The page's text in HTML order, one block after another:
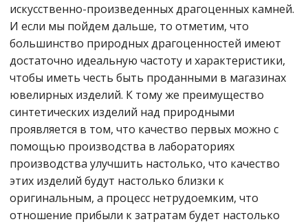
искусственно-произведенных драгоценных камней.
И если мы пойдем дальше, то отметим, что
большинство природных драгоценностей имеют
достаточно идеальную частоту и характеристики,
чтобы иметь честь быть проданными в магазинах
ювелирных изделий. К тому же преимущество
синтетических изделий над природными
проявляется в том, что качество первых можно с
помощью производства в лабораториях
производства улучшить настолько, что качество
этих изделий будут настолько близки к
оригинальным, а процесс нетрудоемким, что
отношение прибыли к затратам будет настолько